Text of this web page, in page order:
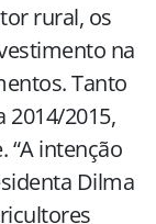
rural, os
na
Tanto
2014/2015,
“A intenção
Dilma